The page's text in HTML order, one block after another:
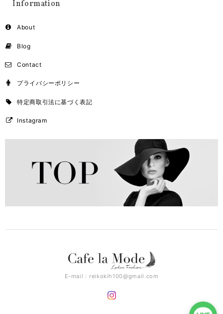
Information
About
Blog
Contact
プライバシーポリシー
特定商取引法に基づく表記
Instagram
E-mail： reikokih100@gmail.com